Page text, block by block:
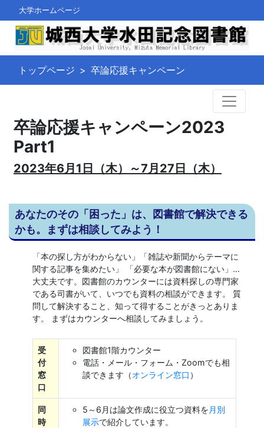
大学ホームページ
トップページ 卒論応援キャンペーン
卒論応援キャンペーン2023
Part1
2023年6月1日（木）～7月27日（木）
あなたのその「困った」は、図書館で解決できる
かも。まずは相談してみよう！
「本の探し方がわからない」「雑誌や新聞からテーマに
関する記事を集めたい」 「必要な本が図書館にない」…
大丈夫です。図書館のカウンターには資料探しの専門家
である司書がいて、いつでも資料の相談ができます。 質
問して解決すること、知って得することがきっとありま
す。 まずはカウンターへ相談してみましょう。
受
付
窓
口
図書館1階カウンター
電話・メール・フォーム・Zoomでも相
談できます（オンライン窓口 ）
同
時
5～6月は論文作成に役立つ資料を 月別
展示で紹介しています。